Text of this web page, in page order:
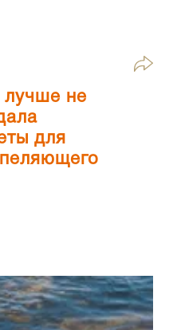
лучше не
для